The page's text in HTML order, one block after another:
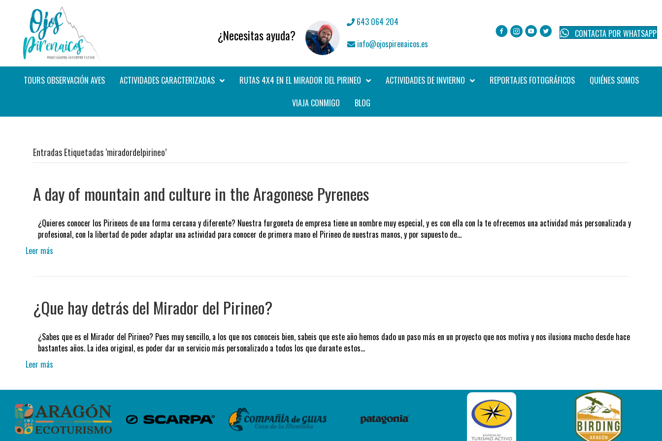
¿Necesitas ayuda?
643 064 204
info@ojospirenaicos.es
CONTACTA POR WHATSAPP
TOURS OBSERVACIÓN AVES ACTIVIDADES CARACTERIZADAS RUTAS 4X4 EN EL MIRADOR DEL PIRINEO ACTIVIDADES DE INVIERNO REPORTAJES FOTOGRÁFICOS
QUIÉNES SOMOS
VIAJA CONMIGO
BLOG
Entradas Etiquetadas ‘miradordelpirineo’
A day of mountain and culture in the Aragonese Pyrenees
¿Quieres conocer los Pirineos de una forma cercana y diferente? Nuestra furgoneta de empresa tiene un nombre muy especial, y es con ella con la te ofrecemos una actividad más personalizada y
profesional, con la libertad de poder adaptar una actividad para conocer de primera mano el Pirineo de nuestras manos, y por supuesto de…
Leer más
¿Que hay detrás del Mirador del Pirineo?
¿Sabes que es el Mirador del Pirineo? Pues muy sencillo, a los que nos conoceis bien, sabeis que este año hemos dado un paso más en un proyecto que nos motiva y nos ilusiona mucho desde hace
bastantes años. La idea original, es poder dar un servicio más personalizado a todos los que durante estos…
Leer más